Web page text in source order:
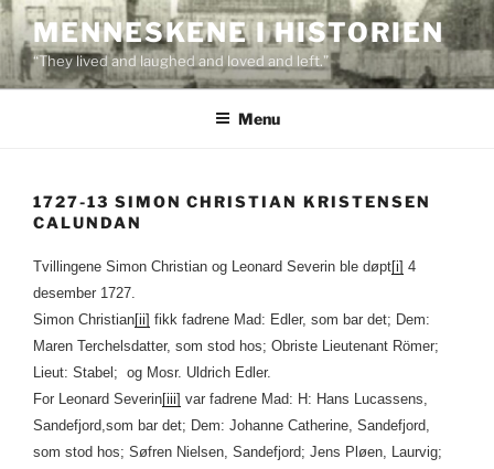
Skip
to
content
MENNESKENE I HISTORIEN
“They lived and laughed and loved and left.”
Menu
1727-13 SIMON CHRISTIAN KRISTENSEN
CALUNDAN
Tvillingene Simon Christian og Leonard Severin ble døpt[i] 4
desember 1727.
Simon Christian[ii] fikk fadrene Mad: Edler, som bar det; Dem:
Maren Terchelsdatter, som stod hos; Obriste Lieutenant Römer;
Lieut: Stabel; og Mosr. Uldrich Edler.
For Leonard Severin[iii] var fadrene Mad: H: Hans Lucassens,
Sandefjord,som bar det; Dem: Johanne Catherine, Sandefjord,
som stod hos; Søfren Nielsen, Sandefjord; Jens Pløen, Laurvig;